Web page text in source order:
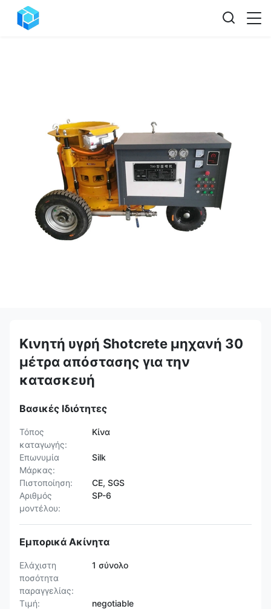
Κινητή υγρή Shotcrete μηχανή 30
μέτρα απόστασης για την
κατασκευή
Βασικές Ιδιότητες
Τόπος
καταγωγής:
Κίνα
Επωνυμία
Μάρκας:
Silk
Πιστοποίηση:
CE, SGS
Αριθμός
μοντέλου:
SP-6
Εμπορικά Ακίνητα
Ελάχιστη
ποσότητα
παραγγελίας:
1 σύνολο
Τιμή:
negotiable